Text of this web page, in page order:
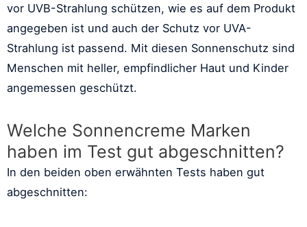
vor UVB-Strahlung schützen, wie es auf dem Produkt
angegeben ist und auch der Schutz vor UVA-
Strahlung ist passend. Mit diesen Sonnenschutz sind
Menschen mit heller, empfindlicher Haut und Kinder
angemessen geschützt.
Welche Sonnencreme Marken
haben im Test gut abgeschnitten?
In den beiden oben erwähnten Tests haben gut
abgeschnitten: